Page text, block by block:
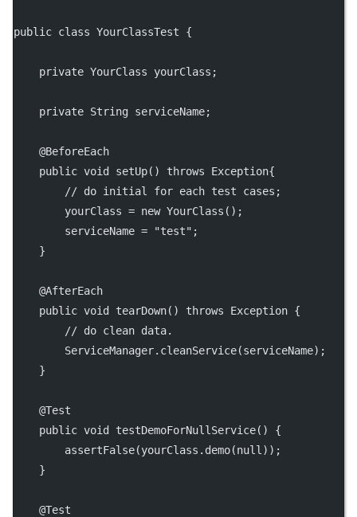
public class YourClassTest {
private YourClass yourClass;
private String serviceName;
    @
BeforeEach
public void setUp() throws Exception{
// do initial for each test cases;
        yourClass
= new YourClass ();
        serviceName
= "test" ;
    }
    @
AfterEach
public void tearDown() throws Exception {
// do clean data.
        ServiceManager.
cleanService(serviceName);
    }
    @
Test
public void testDemoForNullService() {
assertFalse(yourClass. demo(null ));
    }
    @
Test